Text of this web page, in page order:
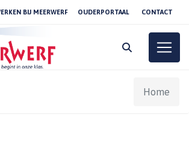
BIJ MEERWERF OUDERPORTAAL CONTACT
Home